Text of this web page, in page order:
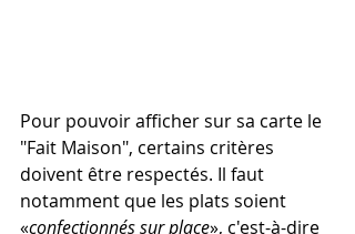
Pour pouvoir afficher sur sa carte le
"Fait Maison", certains critères
doivent être respectés. Il faut
notamment que les plats soient
«confectionnés sur place», c'est-à-dire